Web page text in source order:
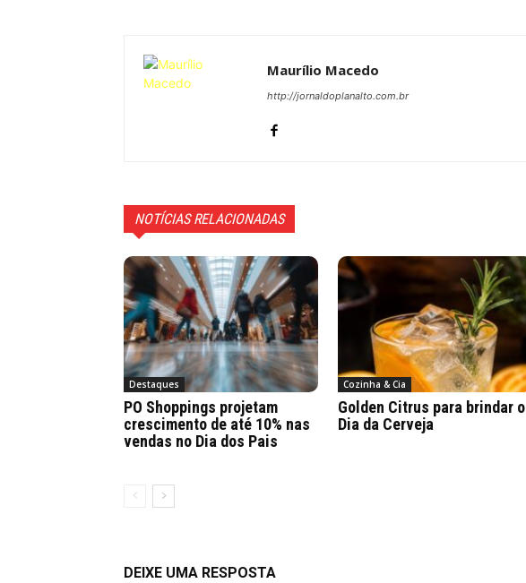
Maurílio Macedo
http://jornaldoplanalto.com.br
NOTÍCIAS RELACIONADAS
Destaques
PO Shoppings projetam
crescimento de até 10% nas
vendas no Dia dos Pais
Cozinha & Cia
Golden Citrus para brindar o
Dia da Cerveja
DEIXE UMA RESPOSTA